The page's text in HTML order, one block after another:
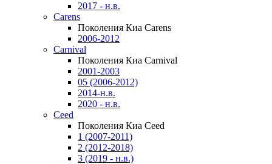
2017 - н.в.
Carens
Поколения Киа Carens
2006-2012
Carnival
Поколения Киа Carnival
2001-2003
05 (2006-2012)
2014-н.в.
2020 - н.в.
Ceed
Поколения Киа Ceed
1 (2007-2011)
2 (2012-2018)
3 (2019 - н.в.)